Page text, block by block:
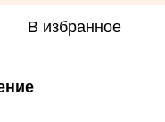
В избранное